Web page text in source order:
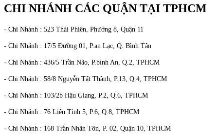
CHI NHÁNH CÁC QUẬN TẠI TPHCM
- Chi Nhánh : 523 Thái Phiên, Phường 8, Quận 11
- Chi Nhánh : 17/5 Đường 01, P.an Lạc, Q. Bình Tân
- Chi Nhánh : 436/5 Trần Não, P.bình An, Q.2, TPHCM
- Chi Nhánh : 58/8 Nguyễn Tất Thành, P.13, Q.4, TPHCM
- Chi Nhánh : 103/2b Hậu Giang, P.2, Q.6, TPHCM
- Chi Nhánh : 76 Liên Tỉnh 5, P.6, Q.8, TPHCM
- Chi Nhánh : 168 Trần Nhân Tôn, P. 02, Quận 10, TPHCM